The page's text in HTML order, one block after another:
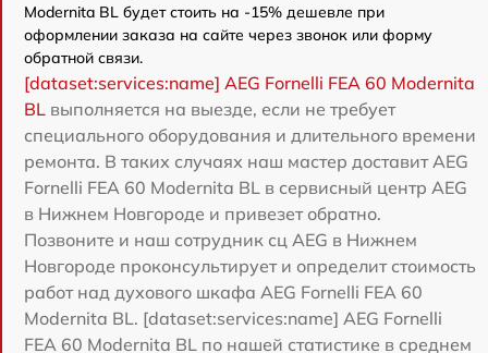
Modernita BL будет стоить на -15% дешевле при
оформлении заказа на сайте через звонок или форму
обратной связи.
[dataset:services:name] AEG Fornelli FEА 60 Modernita
BL выполняется на выезде, если не требует
специального оборудования и длительного времени
ремонта. В таких случаях наш мастер доставит AEG
Fornelli FEА 60 Modernita BL в сервисный центр AEG
в Нижнем Новгороде и привезет обратно.
Позвоните и наш сотрудник сц AEG в Нижнем
Новгороде проконсультирует и определит стоимость
работ над духового шкафа AEG Fornelli FEА 60
Modernita BL. [dataset:services:name] AEG Fornelli
FEА 60 Modernita BL по нашей статистике в среднем